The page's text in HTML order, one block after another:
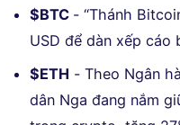
$BTC - “Thánh
USD để dàn xếp
$ETH - Theo Ngân
dân Nga đang nắm